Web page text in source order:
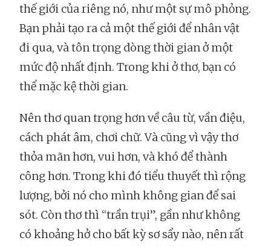
thế giới của riêng nó, như một sự mô phỏng.
Bạn phải tạo ra cả một thế giới để nhân vật
đi qua, và tôn trọng dòng thời gian ở một
mức độ nhất định. Trong khi ở thơ, bạn có
thể mặc kệ thời gian.
Nên thơ quan trọng hơn về câu từ, vần điệu,
cách phát âm, chơi chữ. Và cũng vì vậy thơ
thỏa mãn hơn, vui hơn, và khó để thành
công hơn. Trong khi đó tiểu thuyết thì rộng
lượng, bởi nó cho mình không gian để sai
sót. Còn thơ thì “trần trụi”, gần như không
có khoảng hở cho bất kỳ sơ sẩy nào, nên rất